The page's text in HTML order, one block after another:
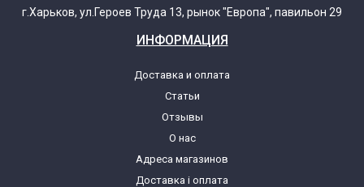
г.Харьков, ул.Героев Труда 13, рынок "Европа", павильон 29
ИНФОРМАЦИЯ
Доставка и оплата
Статьи
Отзывы
О нас
Адреса магазинов
Доставка і оплата